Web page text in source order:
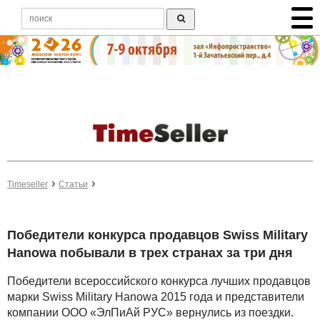
Timeseller Статьи
Победители конкурса продавцов Swiss Military
Hanowa побывали в трех странах за три дня
Победители всероссийского конкурса лучших продавцов
марки Swiss Military Hanowa 2015 года и представители
компании ООО «ЭлПиАй РУС» вернулись из поездки.